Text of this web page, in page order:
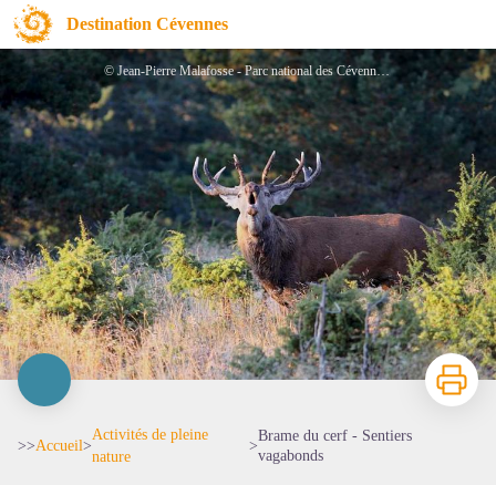
Destination Cévennes
Brame du cerf - Sentiers vagabonds
© Jean-Pierre Malafosse - Parc national des Cévennes - Brame du cerf
Imprimer
>>Accueil>
Activités de pleine
nature
>
Brame du cerf - Sentiers
vagabonds